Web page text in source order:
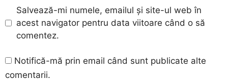
Salvează-mi numele, emailul și site-ul web în
acest navigator pentru data viitoare când o să
comentez.
Notifică-mă prin email când sunt publicate alte
comentarii.